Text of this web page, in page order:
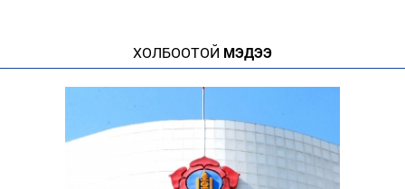
ХОЛБООТОЙ МЭДЭЭ